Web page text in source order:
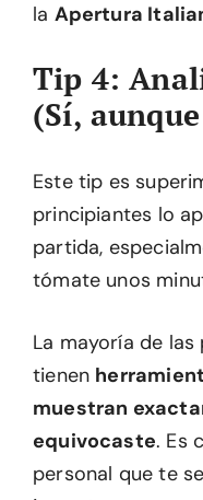
la Apertura
Tip 4:
(Sí,
Este tip es
principiantes lo
partida,
tómate unos
La mayoría de
tienen
muestran
equivocaste. Es
personal que te